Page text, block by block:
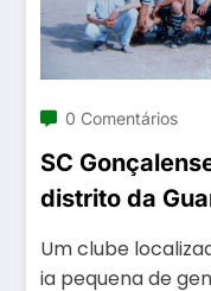
0 Comentários
SC
distrito da
Um clube
ia pequena de